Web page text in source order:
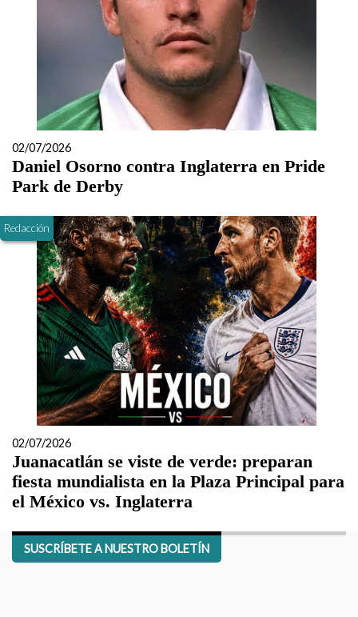
02/07/2026
Daniel Osorno contra Inglaterra en Pride
Park de Derby
Redacción
02/07/2026
Juanacatlán se viste de verde: preparan
fiesta mundialista en la Plaza Principal para
el México vs. Inglaterra
SUSCRÍBETE A NUESTRO BOLETÍN